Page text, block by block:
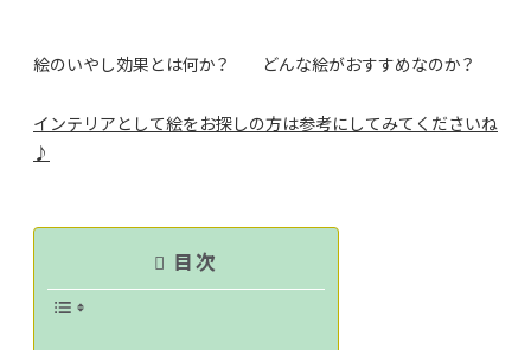
絵のいやし効果とは何か？ どんな絵がおすすめなのか？
インテリアとして絵をお探しの方は参考にしてみてくださいね
♪
目次